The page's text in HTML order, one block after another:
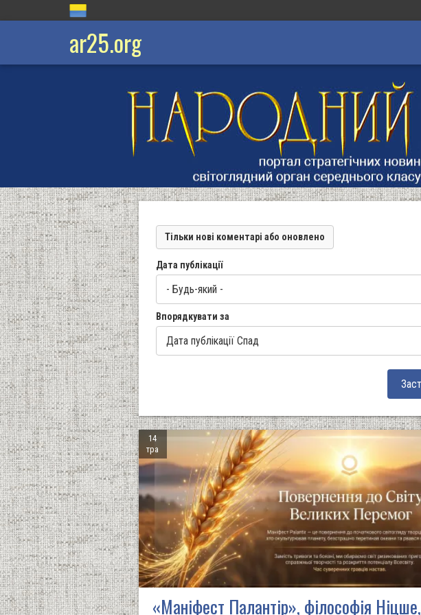
ar25.org
Тільки нові коментарі або оновлено
Дата публікації
Впорядкувати за
14
тра
«Маніфест Палантір», філософія Ніцше,